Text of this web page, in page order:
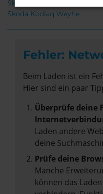
Škoda Kodiaq
Škoda Kodiaq Weyhe
Fehler:
Beim Laden ist ein
Hier sind ein paar
Überprüfe deine
Laden andere
deine
Prüfe deine
Manche
können das